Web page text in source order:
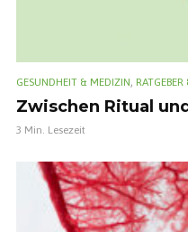
GESUNDHEIT & MEDIZIN,
Zwischen Ritual
3 Min. Lesezeit